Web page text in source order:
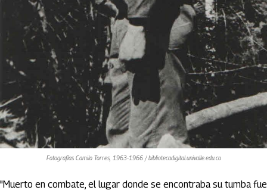
Fotografías Camilo Torres, 1963-1966 / bibliotecadigital.univalle.edu.co
"Muerto en combate, el lugar donde se encontraba su tumba fue